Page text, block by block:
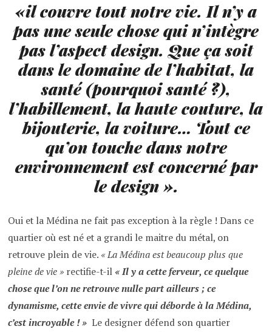
«il couvre tout notre vie. Il n’y a
pas une seule chose qui n’intègre
pas l’aspect design. Que ça soit
dans le domaine de l’habitat, la
santé (pourquoi santé ?),
l’habillement, la haute couture, la
bijouterie, la voiture… Tout ce
qu’on touche dans notre
environnement est concerné par
le design ».
Oui et la Médina ne fait pas exception à la règle ! Dans ce
quartier où est né et a grandi le maitre du métal, on
retrouve plein de vie. «La Médina est beaucoup plus que
pleine de vie » rectifie-t-il « Il y a cette ferveur, ce quelque
chose que l’on ne retrouve nulle part ailleurs ; ce
dynamisme, cette envie de vivre qui déborde à la Médina,
c’est incroyable ! » Le designer défend son quartier